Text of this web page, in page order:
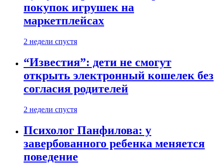
покупок игрушек на
маркетплейсах
2 недели спустя
“Известия”: дети не смогут
открыть электронный кошелек без
согласия родителей
2 недели спустя
Психолог Панфилова: у
завербованного ребенка меняется
поведение